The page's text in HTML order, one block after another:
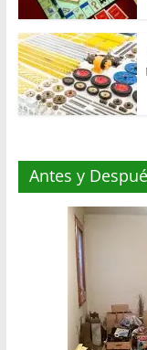
Antes y